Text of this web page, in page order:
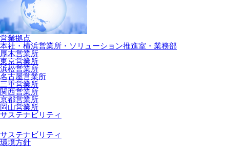
営業拠点
本社・横浜営業所・ソリューション推進室・業務部
厚木営業所
東京営業所
浜松営業所
名古屋営業所
三重営業所
関西営業所
京都営業所
岡山営業所
サステナビリティ
サステナビリティ
環境方針